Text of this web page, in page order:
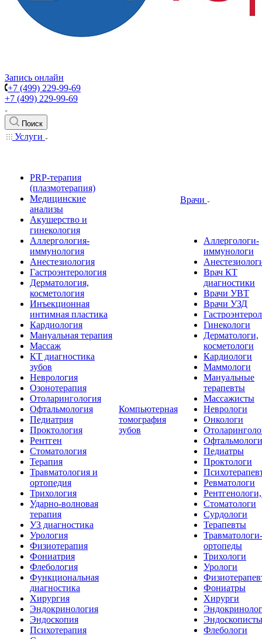
Запись онлайн
+7 (499) 229-99-69
+7 (499) 229-99-69
Поиск
Услуги
PRP-терапия
(плазмотерапия)
Медицинские
анализы
Акушерство и
гинекология
Аллергология-
иммунология
Анестезиология
Гастроэнтерология
Дерматология,
косметология
Инъекционная
интимная пластика
Кардиология
Мануальная терапия
Массаж
КТ диагностика
зубов
Неврология
Озонотерапия
Отоларингология
Офтальмология
Педиатрия
Проктология
Рентген
Стоматология
Терапия
Травматология и
ортопедия
Трихология
Ударно-волновая
терапия
УЗ диагностика
Урология
Физиотерапия
Фониатрия
Флебология
Функциональная
диагностика
Хирургия
Эндокринология
Эндоскопия
Психотерапия
Компьютерная
томография
зубов
Врачи
Аллергологи-
иммунологи
Врач КТ
диагностики
Врачи УВТ
Врачи УЗД
Гинекологи
Дерматологи,
косметологи
Кардиологи
Маммологи
Мануальные
терапевты
Массажисты
Неврологи
Онкологи
Офтальмологи
Педиатры
Проктологи
Ревматологи
Стоматологи
Сурдологи
Терапевты
Травматологи-
ортопеды
Трихологи
Урологи
Фониатры
Хирурги
Эндоскописты
Флебологи